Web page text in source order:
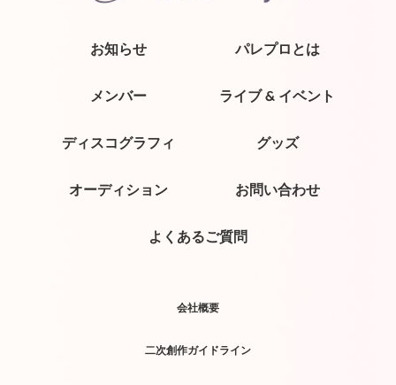
お知らせ パレプロとは
メンバー ライブ & イベント
ディスコグラフィ グッズ
オーディション お問い合わせ
よくあるご質問
会社概要
二次創作ガイドライン